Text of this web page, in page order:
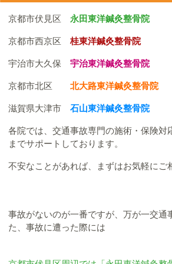
京都市伏見区 永田東洋鍼灸整骨院
京都市西京区 桂東洋鍼灸整骨院
宇治市大久保 宇治東洋鍼灸整骨院
京都市北区 北大路東洋鍼灸整骨院
滋賀県大津市 石山東洋鍼灸整骨院
各院では、交通事故専門の施術・保険対
までサポートしております。
不安なことがあれば、まずはお気軽にご
事故がないのが一番ですが、万が一交通
た、事故に遭った際には